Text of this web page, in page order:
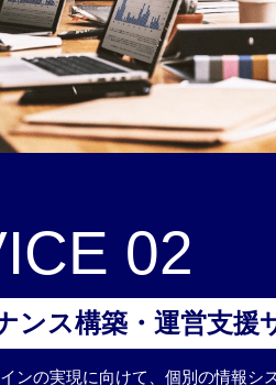
02
ンス構築・運営支援
ンの実現に向けて、個別の情報シ